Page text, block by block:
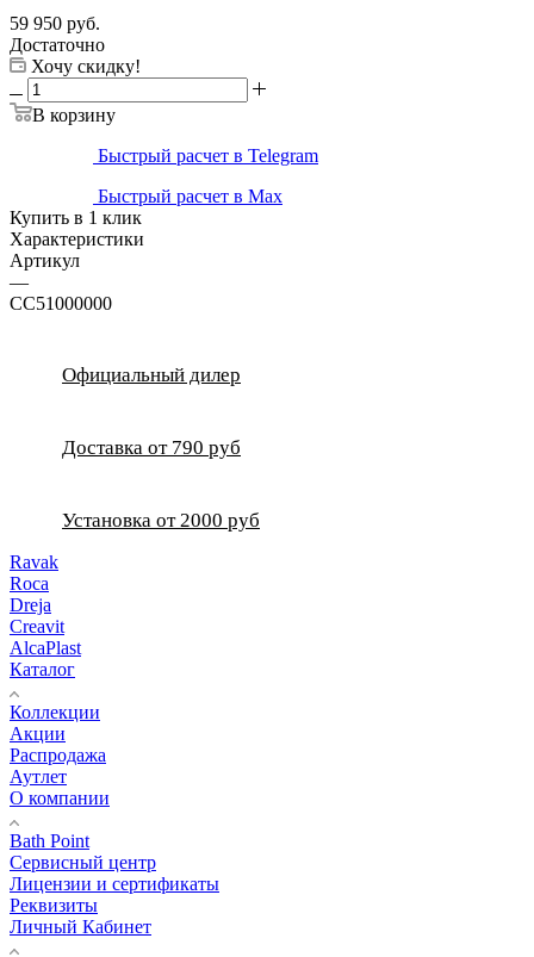
59 950 руб.
Достаточно
Хочу скидку!
В корзину
Быстрый расчет в Telegram
Быстрый расчет в Max
Купить в 1 клик
Характеристики
Артикул
—
CC51000000
Официальный дилер
Доставка от 790 руб
Установка от 2000 руб
Ravak
Roca
Dreja
Creavit
AlcaPlast
Каталог
Коллекции
Акции
Распродажа
Аутлет
О компании
Bath Point
Сервисный центр
Лицензии и сертификаты
Реквизиты
Личный Кабинет